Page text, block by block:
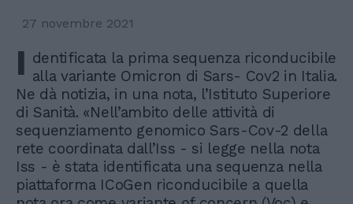
27 novembre 2021
I dentificata la prima sequenza riconducibile
alla variante Omicron di Sars- Cov2 in Italia.
Ne dà notizia, in una nota, l’Istituto Superiore
di Sanità. «Nell’ambito delle attività di
sequenziamento genomico Sars-Cov-2 della
rete coordinata dall’Iss - si legge nella nota
Iss - è stata identificata una sequenza nella
piattaforma ICoGen riconducibile a quella